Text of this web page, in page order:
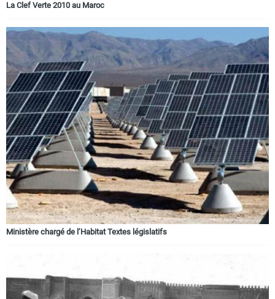
La Clef Verte 2010 au Maroc
Ministère chargé de l’Habitat Textes législatifs